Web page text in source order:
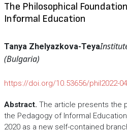
The Philosophical
Informal Education
Tanya Zhelyazkova-Teya
(Bulgaria)
https://doi.org/10.53656/phil2022-
Abstract. The article presents the
the Pedagogy of Informal
2020 as a new self-contained